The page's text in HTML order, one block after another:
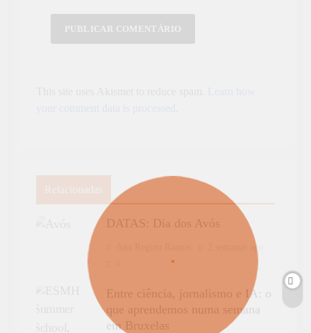
Relacionadas
DATAS: Dia dos Avós
2 semanas ago
Entre ciência, jornalismo e IA: o
que aprendemos numa semana
em Bruxelas